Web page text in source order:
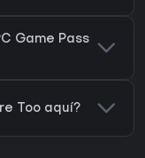
Game Pass
Too aquí?